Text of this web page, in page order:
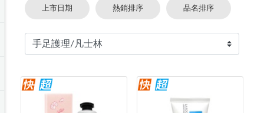
五穀/南北貨
湯類/湯塊
油/調味料 醬油.油膏.蠔油
泡麵 / 麵條
碗麵/義大利麵
麵條/快煮麵/米粉
醬菜/玉米罐
點心罐
零嘴
堅果/海苔
美味餅乾 糕餅/點心
糖果/巧克力
巧克力
果汁咖啡
碳酸/礦泉水
機能飲料
機能保健
▶保健品牌推薦
奶粉/穀麥片 麥片/玉米片
沖調穀粉/隨手包
特色茶品
紅茶
奶茶/花草茶
黑糖桂圓/蜂蜜醋
咖啡豆/粉/濾掛
可可/糖/奶精
香皂/洗手乳
美髮造型 造型髮品
口腔清潔
牙膏/漱口水
卸妝/粉刺調理
開架/身體保養
面/眼膜
保鮮/微波
掃除用具/照明/五金 洗衣/曬衣用具
電池/延長線
修繕/五金/祭祀
傢飾/收納/衛浴
收納用品
衛浴/毛巾
寵物清潔/百貨
廚房紙巾/平版/
箱購免運區
衣物清潔 洗衣粉/皂
漂白水/柔軟精
居家清潔
浴廁/水管清潔
居家清潔/除濕芳
成人/嬰兒紙尿褲
嬰兒尿布
成人紙尿褲
烤箱/微波/電磁爐
快煮壺/烘碗機
季節家電 風扇/防蚊家電
生活家電
美容家電
數位週邊
手機/平板周邊
辦公文具/收納
玩具/擺設小物
汽機車百貨 汽車百貨
休閒/運動
健身/按摩/瑜珈
測量/護具/其他
配件
男/女/機能包
調理食品
箱購免運 清潔用品免運
居家/汽百用品
主題專區
店長推薦
這夏不怕熱
上市日期 熱銷排序 品名排序